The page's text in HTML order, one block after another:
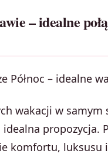
– idealne
Północ – idealne
wakacji w samym
propozycja.
komfortu, luksusu